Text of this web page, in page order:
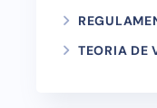
TEORIA DE